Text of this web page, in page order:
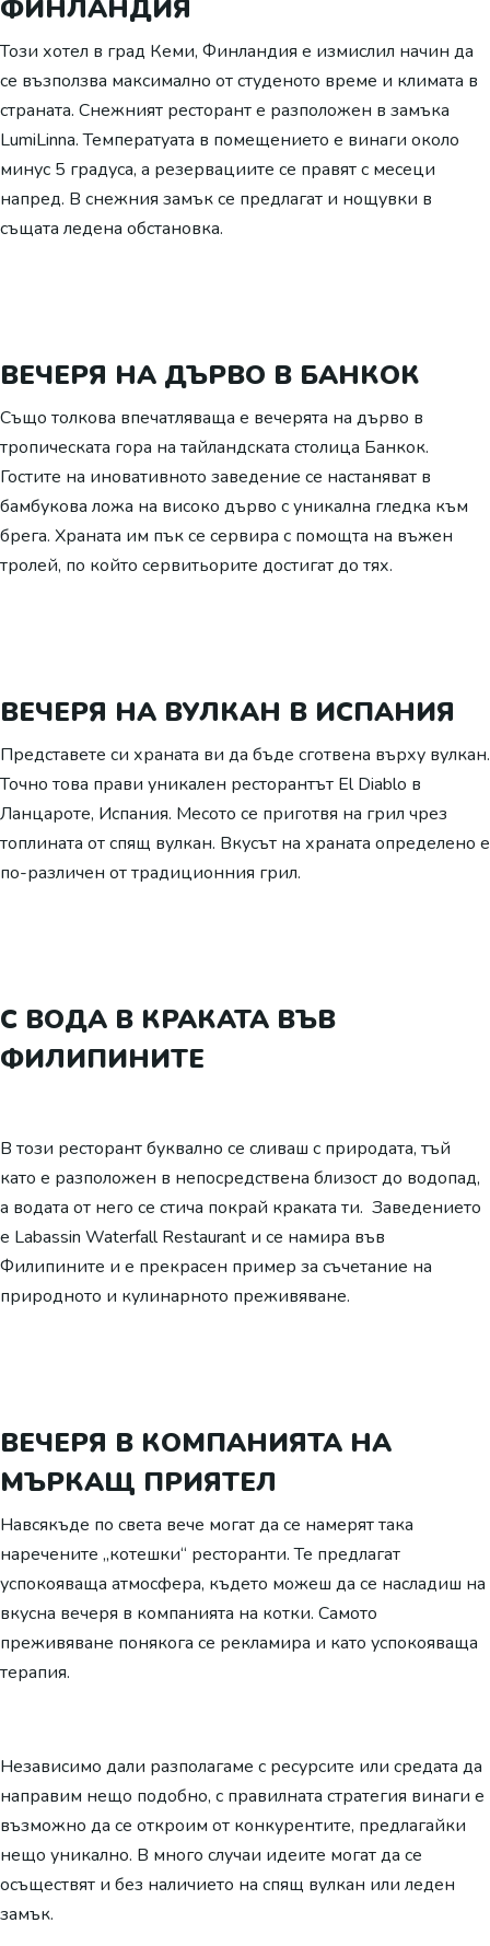
ФИНЛАНДИЯ
Този хотел в град Кеми, Финландия е измислил начин да
се възползва максимално от студеното време и климата в
страната. Снежният ресторант е разположен в замъка
LumiLinna. Температуата в помещението е винаги около
минус 5 градуса, а резервациите се правят с месеци
напред. В снежния замък се предлагат и нощувки в
същата ледена обстановка.
ВЕЧЕРЯ НА ДЪРВО В БАНКОК
Също толкова впечатляваща е вечерята на дърво в
тропическата гора на тайландската столица Банкок.
Гостите на иновативното заведение се настаняват в
бамбукова ложа на високо дърво с уникална гледка към
брега. Храната им пък се сервира с помощта на въжен
тролей, по който сервитьорите достигат до тях.
ВЕЧЕРЯ НА ВУЛКАН В ИСПАНИЯ
Представете си храната ви да бъде сготвена върху вулкан.
Точно това прави уникален ресторантът El Diablo в
Ланцароте, Испания. Месото се приготвя на грил чрез
топлината от спящ вулкан. Вкусът на храната определено е
по-различен от традиционния грил.
С ВОДА В КРАКАТА ВЪВ
ФИЛИПИНИТЕ
В този ресторант буквално се сливаш с природата, тъй
като е разположен в непосредствена близост до водопад,
а водата от него се стича покрай краката ти. Заведението
е Labassin Waterfall Restaurant и се намира във
Филипините и е прекрасен пример за съчетание на
природното и кулинарното преживяване.
ВЕЧЕРЯ В КОМПАНИЯТА НА
МЪРКАЩ ПРИЯТЕЛ
Навсякъде по света вече могат да се намерят така
наречените „котешки“ ресторанти. Те предлагат
успокояваща атмосфера, където можеш да се насладиш на
вкусна вечеря в компанията на котки. Самото
преживяване понякога се рекламира и като успокояваща
терапия.
Независимо дали разполагаме с ресурсите или средата да
направим нещо подобно, с правилната стратегия винаги е
възможно да се откроим от конкурентите, предлагайки
нещо уникално. В много случаи идеите могат да се
осъществят и без наличието на спящ вулкан или леден
замък.